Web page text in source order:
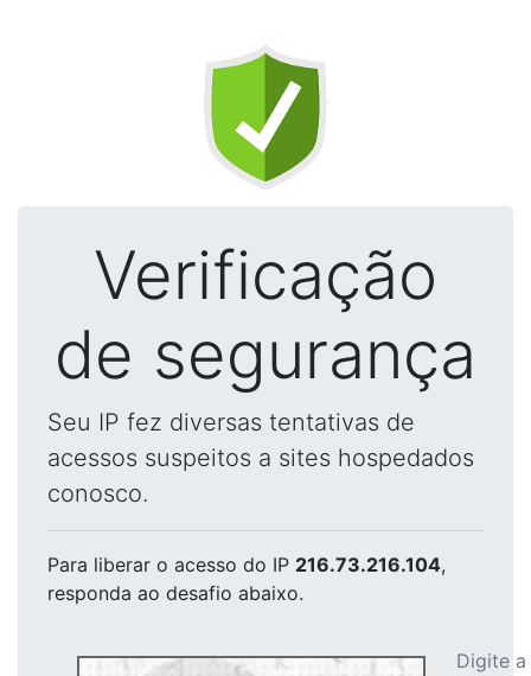
Verificação
de segurança
Seu IP fez diversas tentativas de
acessos suspeitos a sites hospedados
conosco.
Para liberar o acesso do IP 216.73.216.104,
responda ao desafio abaixo.
Digite